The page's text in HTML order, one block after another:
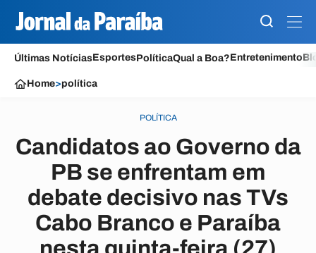
Últimas NotíciasEsportesPolíticaQual a Boa?Entretenimento
Home>política
POLÍTICA
Candidatos ao Governo da
PB se enfrentam em
debate decisivo nas TVs
Cabo Branco e Paraíba